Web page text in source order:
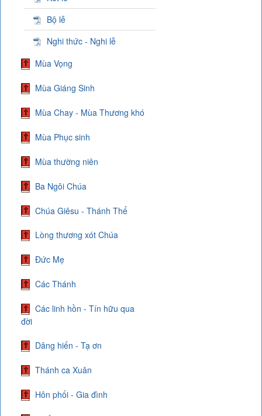
Bộ lễ
Nghi thức - Nghi lễ
Mùa Vọng
Mùa Giáng Sinh
Mùa Chay - Mùa Thương khó
Mùa Phục sinh
Mùa thường niên
Ba Ngôi Chúa
Chúa Giêsu - Thánh Thể
Lòng thương xót Chúa
Đức Mẹ
Các Thánh
Các linh hồn - Tín hữu qua
đời
Dâng hiến - Tạ ơn
Thánh ca Xuân
Hôn phối - Gia đình